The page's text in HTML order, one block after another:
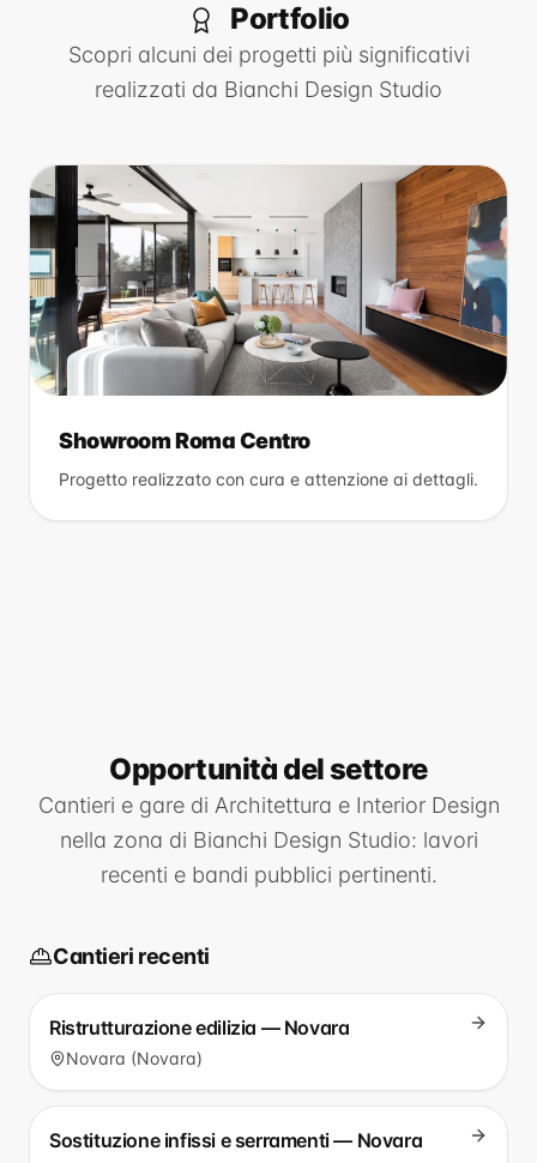
Portfolio
Scopri alcuni dei progetti più significativi
realizzati da Bianchi Design Studio
Showroom Roma Centro
Progetto realizzato con cura e attenzione ai dettagli.
Opportunitàdel settore
Cantieri e gare di Architettura e Interior Design
nella zona di Bianchi Design Studio: lavori
recenti e bandi pubblici pertinenti.
Cantieri recenti
Ristrutturazione edilizia — Novara
Novara (Novara)
Sostituzione infissi e serramenti — Novara